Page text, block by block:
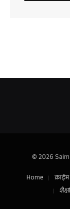
© 2026
Home
क्राईम